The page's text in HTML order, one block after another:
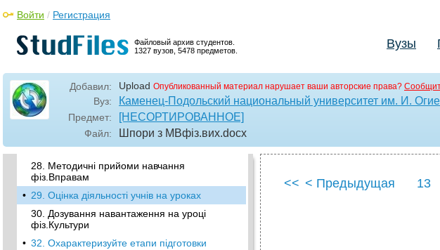
Файловый архив студентов.
1327 вузов, 5478 предметов.
Войти / Регистрация
Вузы
Добавил: Upload Опубликованный материал нарушает ваши авторские права?
Вуз: Каменец-Подольский национальный университет им. И.
Предмет: [НЕСОРТИРОВАННОЕ]
Файл: Шпори з МВфіз.вих.docx
молодшого шкільного віку в школі
• 24. Розкрийте особливості використання
методу вивчення вправи вцілому
• 26. Розкрийте особливості використання
методу вивчення вправи по частинах
27. Особливості змісту і методика
проведення уроків фіз.Культури з дітьми
мол.Шк.Віку
28. Методичні прийоми навчання
фіз.Вправам
• 29. Оцінка діяльності учнів на уроках
30. Дозування навантаження на уроці
фіз.Культури
• 32. Охарактеризуйте етапи підготовки
<< < Предыдущая 13